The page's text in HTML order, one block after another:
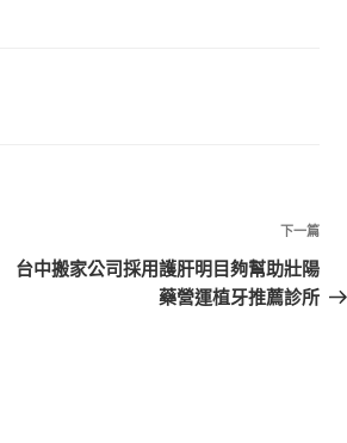
下
一
篇
下一篇
台中搬家公司採用護肝明目夠幫助壯陽
藥營運植牙推薦診所